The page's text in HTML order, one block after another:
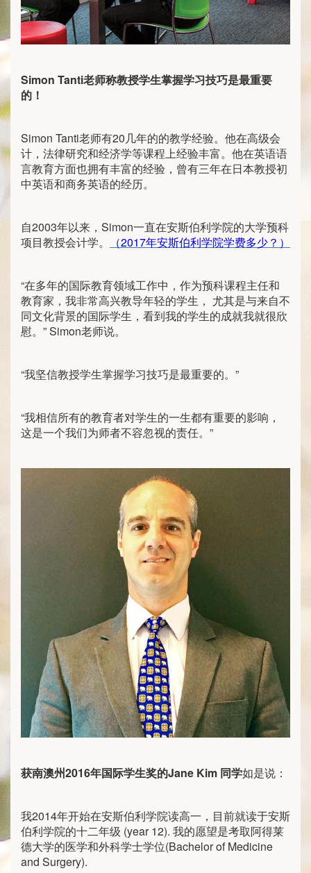
Simon Tanti老师称教授学生掌握学习技巧是最重要
的！
Simon Tanti老师有20几年的的教学经验。他在高级会
计，法律研究和经济学等课程上经验丰富。他在英语语
言教育方面也拥有丰富的经验，曾有三年在日本教授初
中英语和商务英语的经历。
自2003年以来，Simon一直在安斯伯利学院的大学预科
项目教授会计学。
（2017年安斯伯利学院学费多少？）
“在多年的国际教育领域工作中，作为预科课程主任和
教育家，我非常高兴教导年轻的学生， 尤其是与来自不
同文化背景的国际学生，看到我的学生的成就我就很欣
慰。” Simon老师说。
“我坚信教授学生掌握学习技巧是最重要的。”
“我相信所有的教育者对学生的一生都有重要的影响，
这是一个我们为师者不容忽视的责任。”
获南澳州2016年国际学生奖的Jane Kim 同学如是说：
我2014年开始在安斯伯利学院读高一，目前就读于安斯
伯利学院的十二年级 (year 12). 我的愿望是考取阿得莱
德大学的医学和外科学士学位(Bachelor of Medicine
and Surgery).